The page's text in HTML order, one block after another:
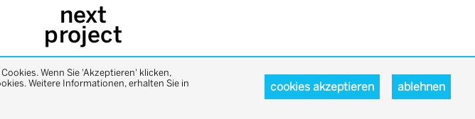
next
project
Wenn Sie 'Akzeptieren' klicken,
Weitere Informationen, erhalten Sie in
cookies akzeptieren ablehnen